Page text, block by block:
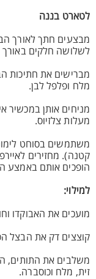
לטארט בננה
מבצעים חתך לאורך
לשלושה חלקים
מברישים את חתיכות
מלח ופלפל לבן.
מעלות צלזיוס.
משתמשים בסוחט
הופכים אותם באמצע
למילוי:
מועכים את האבוקדו
קוצצים דק את הבצל
משלבים את התותים,
זית, מלח וכוסברה.